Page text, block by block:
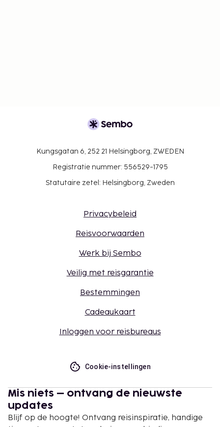
Kungsgatan 6, 252 21 Helsingborg, ZWEDEN
Registratie nummer: 556529-1795
Statutaire zetel: Helsingborg, Zweden
Privacybeleid
Reisvoorwaarden
Werk bij Sembo
Veilig met reisgarantie
Bestemmingen
Cadeaukaart
Inloggen voor reisbureaus
Cookie-instellingen
Mis niets – ontvang de nieuwste
updates
Blijf op de hoogte! Ontvang reisinspiratie, handige